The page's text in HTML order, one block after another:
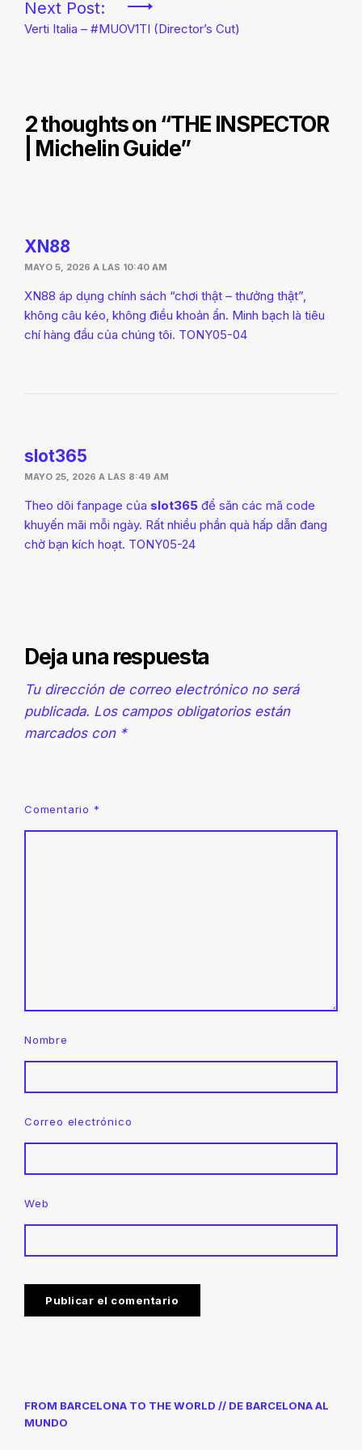
entradas
Next Post:
Verti Italia – #MUOV1TI (Director’s Cut)
2 thoughts on “THE INSPECTOR
| Michelin Guide”
XN88
MAYO 5, 2026 A LAS 10:40 AM
XN88 áp dụng chính sách “chơi thật – thưởng thật”,
không câu kéo, không điều khoản ẩn. Minh bạch là tiêu
chí hàng đầu của chúng tôi. TONY05-04
slot365
MAYO 25, 2026 A LAS 8:49 AM
Theo dõi fanpage của slot365 để săn các mã code
khuyến mãi mỗi ngày. Rất nhiều phần quà hấp dẫn đang
chờ bạn kích hoạt. TONY05-24
Deja una respuesta
Tu dirección de correo electrónico no será
publicada. Los campos obligatorios están
marcados con *
Comentario *
Nombre
Correo electrónico
Web
FROM BARCELONA TO THE WORLD // DE BARCELONA AL
MUNDO